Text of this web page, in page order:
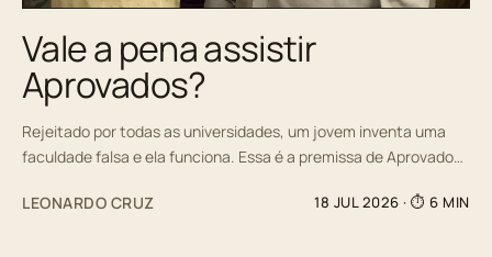
Vale a pena assistir
Aprovados?
Rejeitado por todas as universidades, um jovem inventa uma
faculdade falsa e ela funciona. Essa é a premissa de Aprovado…
LEONARDO CRUZ 18 JUL 2026 · ⏱ 6 MIN